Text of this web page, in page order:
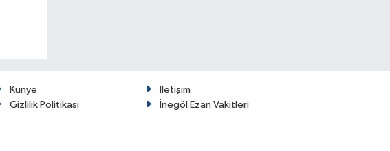
Künye
İletişim
Gizlilik Politikası
İnegöl Ezan Vakitleri